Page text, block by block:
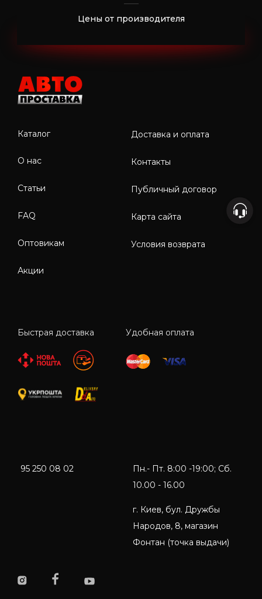
Цены от производителя
Каталог
О нас
Статьи
FAQ
Оптовикам
Акции
Доставка и оплата
Контакты
Публичный договор
Карта сайта
Условия возврата
Быстрая доставка Удобная оплата
95 250 08 02
Пн.- Пт. 8:00 -19:00; Сб.
10.00 - 16.00
г. Киев, бул. Дружбы
Народов, 8, магазин
Фонтан (точка выдачи)